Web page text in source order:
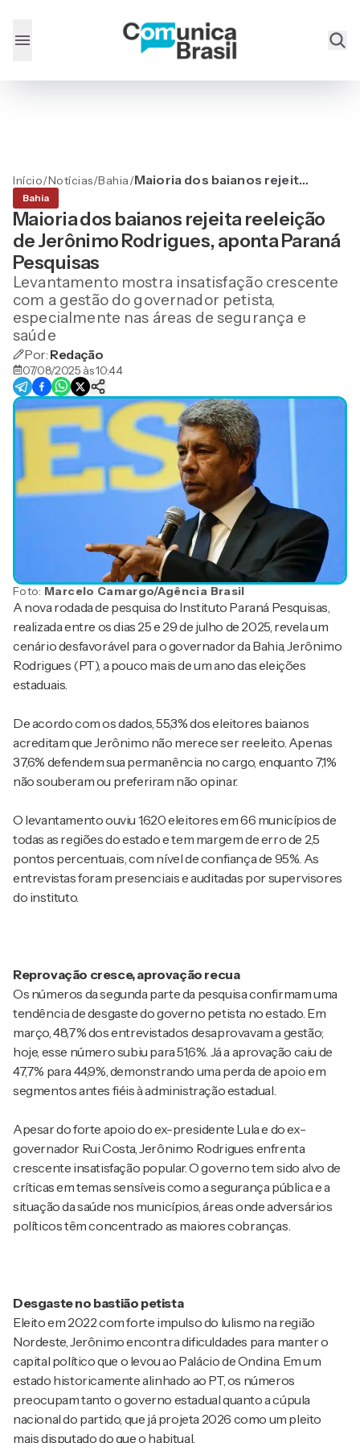
Início/Notícias/Bahia/Maioria dos baianos rejeita
Rodrigues, aponta Paraná
Pesquisas
Bahia
Maioria dos baianos rejeita reeleição
de Jerônimo Rodrigues, aponta Paraná
Pesquisas
Levantamento mostra insatisfação crescente
com a gestão do governador petista,
especialmente nas áreas de segurança e
saúde
Por: Redação
07/08/2025 às 10:44
Foto: Marcelo Camargo/Agência Brasil
A nova rodada de pesquisa do Instituto Paraná Pesquisas,
realizada entre os dias 25 e 29 de julho de 2025, revela um
cenário desfavorável para o governador da Bahia, Jerônimo
Rodrigues (PT), a pouco mais de um ano das eleições
estaduais.
De acordo com os dados, 55,3% dos eleitores baianos
acreditam que Jerônimo não merece ser reeleito. Apenas
37,6% defendem sua permanência no cargo, enquanto 7,1%
não souberam ou preferiram não opinar.
O levantamento ouviu 1.620 eleitores em 66 municípios de
todas as regiões do estado e tem margem de erro de 2,5
pontos percentuais, com nível de confiança de 95%. As
entrevistas foram presenciais e auditadas por supervisores
do instituto.
Reprovação cresce, aprovação recua
Os números da segunda parte da pesquisa confirmam uma
tendência de desgaste do governo petista no estado. Em
março, 48,7% dos entrevistados desaprovavam a gestão;
hoje, esse número subiu para 51,6%. Já a aprovação caiu de
47,7% para 44,9%, demonstrando uma perda de apoio em
segmentos antes fiéis à administração estadual.
Apesar do forte apoio do ex-presidente Lula e do ex-
governador Rui Costa, Jerônimo Rodrigues enfrenta
crescente insatisfação popular. O governo tem sido alvo de
críticas em temas sensíveis como a segurança pública e a
situação da saúde nos municípios, áreas onde adversários
políticos têm concentrado as maiores cobranças.
Desgaste no bastião petista
Eleito em 2022 com forte impulso do lulismo na região
Nordeste, Jerônimo encontra dificuldades para manter o
capital político que o levou ao Palácio de Ondina. Em um
estado historicamente alinhado ao PT, os números
preocupam tanto o governo estadual quanto a cúpula
nacional do partido, que já projeta 2026 como um pleito
mais disputado do que o habitual.